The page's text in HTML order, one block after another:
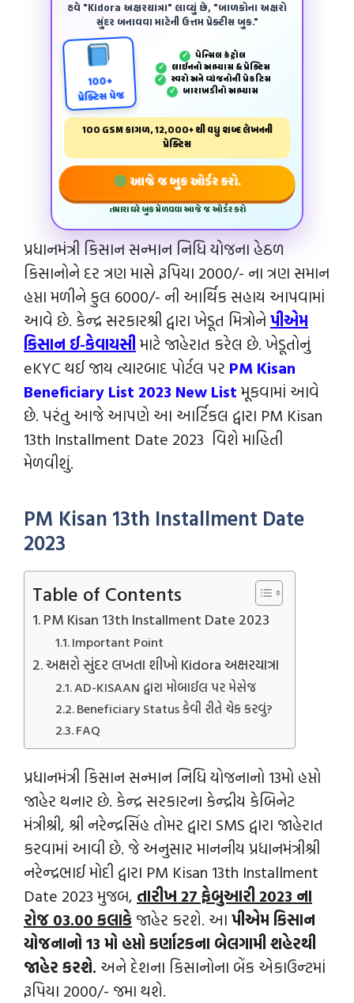
હવે "Kidora અક્ષરયાત્રા" લાવ્યું છે, "બાળકોના અક્ષરો
સુંદર બનાવવા માટેની ઉત્તમ પ્રેક્ટીસ બુક."
100+
પ્રેક્ટિસ પેજ
✓ પેન્‍સિલ કંટ્રોલ
✓ લાઈનનો અભ્યાસ & પ્રેક્ટિસ
✓ સ્વરો અને વ્યંજનોની પ્રેકટિસ
✓ બારાખડીનો અભ્યાસ
100 GSM કાગળ, 12,000+ થી વધુ શબ્દ લેખનની
પ્રેક્ટિસ
આજે જ બુક ઓર્ડર કરો.
તમારા ઘરે બુક મેળવવા આજે જ ઓર્ડર કરો
પ્રધાનમંત્રી કિસાન સન્માન નિધિ યોજના હેઠળ
કિસાનોને દર ત્રણ માસે રૂપિયા 2000/- ના ત્રણ સમાન
હપ્તા મળીને કુલ 6000/- ની આર્થિક સહાય આપવામાં
આવે છે. કેન્‍દ્ર સરકારશ્રી દ્વારા ખેડૂત મિત્રોને પીએમ
કિસાન ઈ-કેવાયસી માટે જાહેરાત કરેલ છે. ખેડૂતોનું
eKYC થઈ જાય ત્યારબાદ પોર્ટલ પર PM Kisan
Beneficiary List 2023 New List મૂકવામાં આવે
છે. પરંતુ આજે આપણે આ આર્ટિકલ દ્વારા PM Kisan
13th Installment Date 2023 વિશે માહિતી
મેળવીશું.
PM Kisan 13th Installment Date
2023
Table of Contents
PM Kisan 13th Installment Date 2023
Important Point
અક્ષરો સુંદર લખતા શીખો Kidora અક્ષરયાત્રા
AD-KISAAN દ્વારા મોબાઈલ પર મેસેજ
Beneficiary Status કેવી રીતે ચેક કરવું?
FAQ
પ્રધાનમંત્રી કિસાન સન્માન નિધિ યોજનાનો 13મો હપ્તો
જાહેર થનાર છે. કેન્‍દ્ર સરકારના કેન્‍દ્રીય કેબિનેટ
મંત્રીશ્રી, શ્રી નરેન્‍દ્રસિંહ તોમર દ્વારા SMS દ્વારા જાહેરાત
કરવામાં આવી છે. જે અનુસાર માનનીય પ્રધાનમંત્રીશ્રી
નરેન્‍દ્રભાઈ મોદી દ્વારા PM Kisan 13th Installment
Date 2023 મુજબ, તારીખ 27 ફેબુઆરી 2023 ના
રોજ 03.00 કલાકે જાહેર કરશે. આ પીએમ કિસાન
યોજનાનો 13 મો હપ્તો કર્ણાટકના બેલગામી શહેરથી
જાહેર કરશે. અને દેશના કિસાનોના બેંક એકાઉન્‍ટમાં
રૂપિયા 2000/- જમા થશે.